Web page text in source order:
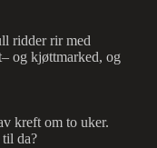
ridder rir med
og kjøttmarked, og
kreft om to uker.
da?